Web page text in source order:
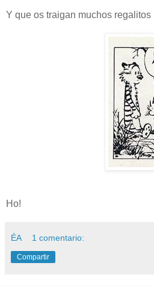
Y que os traigan muchos regalitos
Ho!
ÉA 1 comentario:
Compartir